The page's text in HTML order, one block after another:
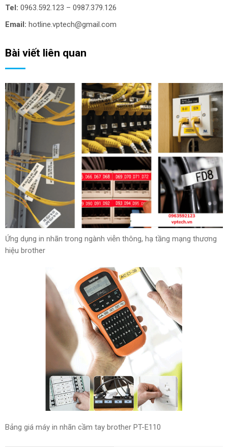
Tel: 0963.592.123 – 0987.379.126
Email: hotline.vptech@gmail.com
Bài viết liên quan
Ứng dụng in nhãn trong ngành viễn thông, hạ tầng mạng thương
hiệu brother
Bảng giá máy in nhãn cầm tay brother PT-E110